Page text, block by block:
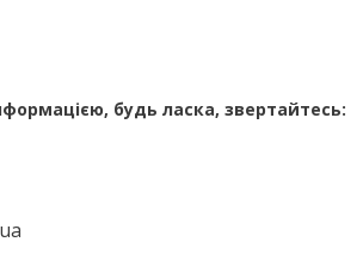
будь ласка, звертайтесь: